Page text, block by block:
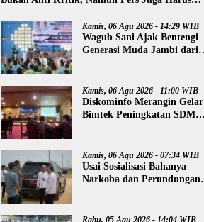
Kamis, 06 Agu 2026 - 14:29 WIB
Wagub Sani Ajak Bentengi
Generasi Muda Jambi dari
Kamis, 06 Agu 2026 - 11:00 WIB
Diskominfo Merangin Gelar
Bimtek Peningkatan SDM
Kamis, 06 Agu 2026 - 07:34 WIB
Usai Sosialisasi Bahanya
Narkoba dan Perundungan,
Rakyat
Rabu, 05 Agu 2026 - 14:04 WIB